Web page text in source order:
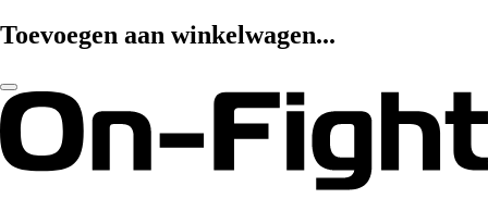
Toevoegen aan winkelwagen...